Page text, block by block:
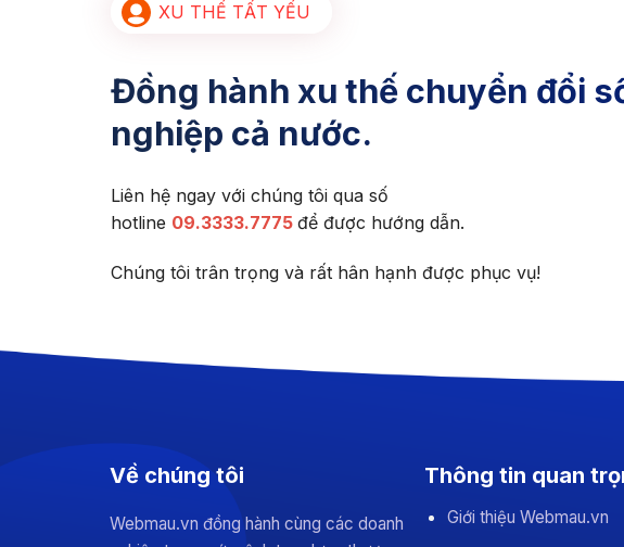
XU THẾ TẤT YẾU
Đồng hành xu thế chuyển đổi
nghiệp cả nước.
Liên hệ ngay với chúng tôi qua số
hotline 09.3333.7775 để được hướng dẫn.
Chúng tôi trân trọng và rất hân hạnh được phục vụ!
Về chúng tôi
Webmau.vn đồng hành cùng các doanh
Thông tin quan
Giới thiệu Webmau.vn